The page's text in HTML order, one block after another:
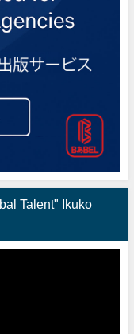
Talent" Ikuko